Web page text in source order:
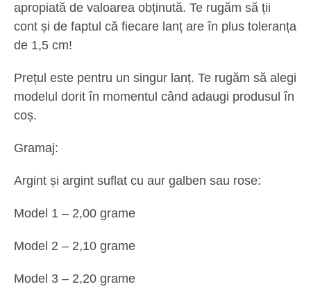
apropiată de valoarea obținută. Te rugăm să ții
cont și de faptul că fiecare lanț are în plus toleranța
de 1,5 cm!
Prețul este pentru un singur lanț. Te rugăm să alegi
modelul dorit în momentul când adaugi produsul în
coș.
Gramaj:
Argint și argint suflat cu aur galben sau rose:
Model 1 – 2,00 grame
Model 2 – 2,10 grame
Model 3 – 2,20 grame